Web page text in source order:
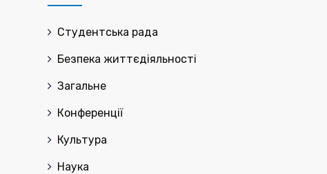
Cтудентська рада
Безпека життєдіяльності
Загальне
Конференції
Культура
Наука